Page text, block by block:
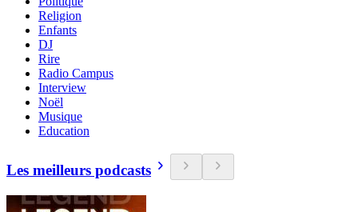
Religion
Enfants
DJ
Rire
Radio Campus
Interview
Noël
Musique
Education
Les meilleurs podcasts